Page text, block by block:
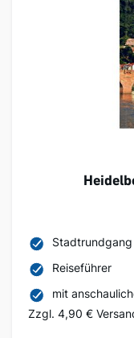
Reiseführer
mit
Zzgl. 4,90 €